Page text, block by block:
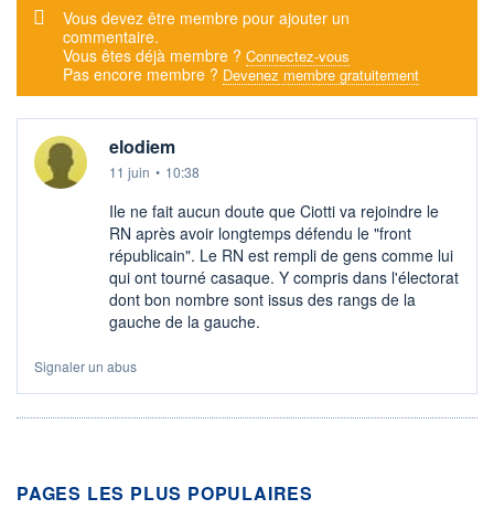
Message d'alerte
Vous devez être membre pour ajouter un
commentaire.
Vous êtes déjà membre ? Connectez-vous
Pas encore membre ? Devenez membre gratuitement
elodiem
11 juin • 10:38
Ile ne fait aucun doute que Ciotti va rejoindre le
RN après avoir longtemps défendu le "front
républicain". Le RN est rempli de gens comme lui
qui ont tourné casaque. Y compris dans l'électorat
dont bon nombre sont issus des rangs de la
gauche de la gauche.
Signaler un abus
PAGES LES PLUS POPULAIRES